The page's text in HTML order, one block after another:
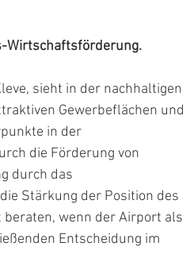
Wirtschaftsförderung.
sieht in der nachhaltigen
Gewerbeflächen und
in der
die Förderung von
durch das
Stärkung der Position des
beraten, wenn der Airport als
Entscheidung im